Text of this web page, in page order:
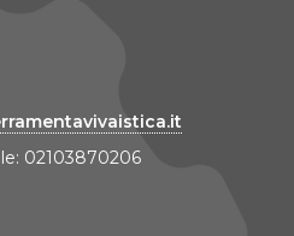
02103870206